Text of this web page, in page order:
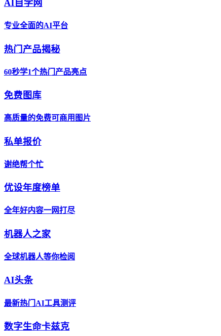
AI自学网
专业全面的AI平台
热门产品揭秘
60秒学1个热门产品亮点
免费图库
高质量的免费可商用图片
私单报价
谢绝帮个忙
优设年度榜单
全年好内容一网打尽
机器人之家
全球机器人等你检阅
AI头条
最新热门AI工具测评
数字生命卡兹克